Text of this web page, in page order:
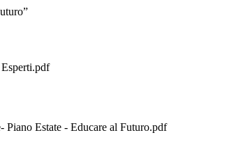
Piano Estate - Educare al Futuro.pdf